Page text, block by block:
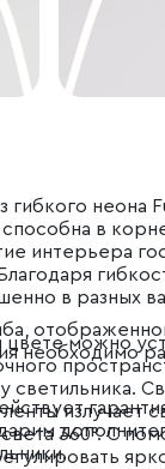
гибкого неона
в
интерьера
в разных
можно
светильника.
излучает
360°. С
необходимо